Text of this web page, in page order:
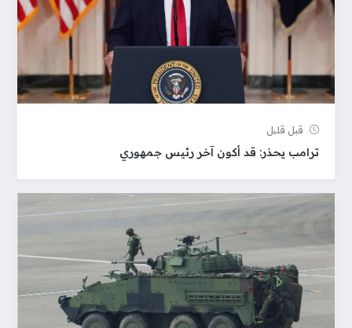
قبل قلیل
ترامب يحذر: قد أكون آخر رئيس جمهوري